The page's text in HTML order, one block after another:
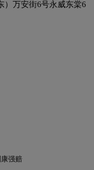
）万安街6号永威东棠6
强赔